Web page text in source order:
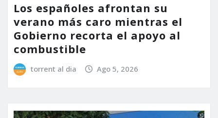
Los españoles afrontan su
verano más caro mientras el
Gobierno recorta el apoyo al
combustible
torrent al dia Ago 5, 2026